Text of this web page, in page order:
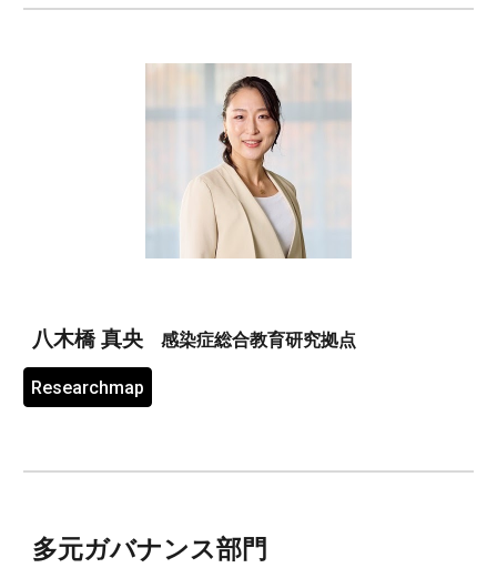
八木橋真央 感染症総合教育研究拠点
Researchmap
多元ガバナンス部門